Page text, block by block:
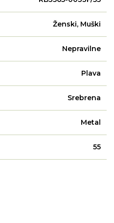
Ženski, Muški
Nepravilne
Plava
Srebrena
Metal
55